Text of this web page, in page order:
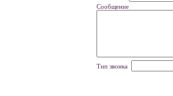
Сообщение
Тип звонка